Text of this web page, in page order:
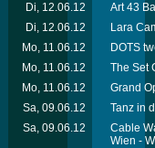
Di, 12.06.12
Art 43
Di, 12.06.12
Lara
Mo, 11.06.12
DOTS
Mo, 11.06.12
The Set
Mo, 11.06.12
Grand
Sa, 09.06.12
Tanz in
Sa, 09.06.12
Cable
Wien -